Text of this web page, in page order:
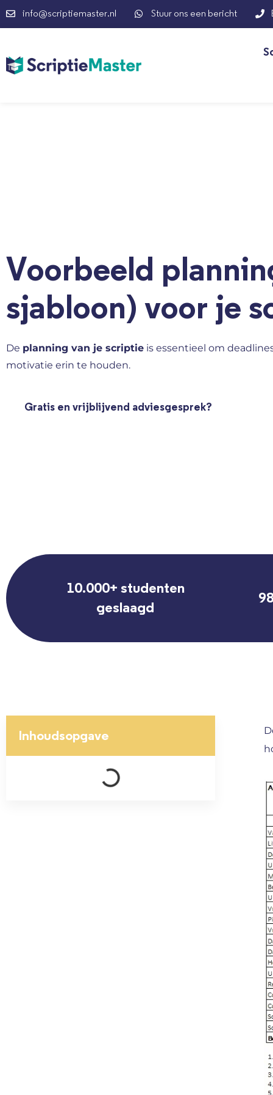
info@scriptiemaster.nl Stuur ons een bericht
Voorbeeld
sjabloon) voor je
De planning van je scriptie is essentieel om
motivatie erin te houden.
Gratis en vrijblijvend adviesgesprek?
10.000+ studenten
geslaagd
Inhoudsopgave